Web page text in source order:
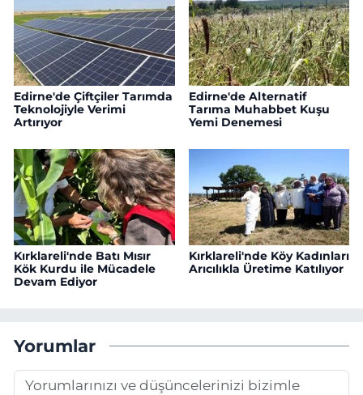
Edirne'de Çiftçiler Tarımda
Teknolojiyle Verimi
Artırıyor
Edirne'de Alternatif
Tarıma Muhabbet Kuşu
Yemi Denemesi
Kırklareli'nde Batı Mısır
Kök Kurdu ile Mücadele
Devam Ediyor
Kırklareli'nde Köy Kadınları
Arıcılıkla Üretime Katılıyor
Yorumlar